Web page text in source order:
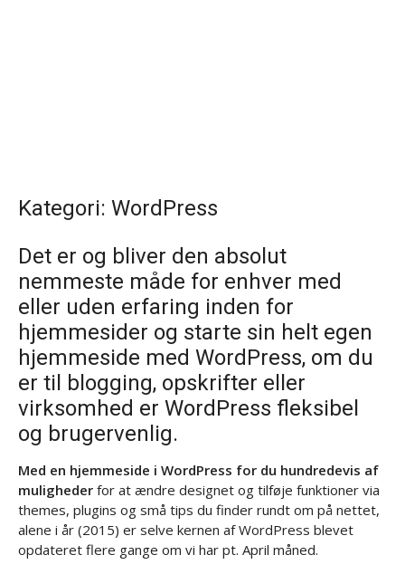
Kategori: WordPress
Det er og bliver den absolut
nemmeste måde for enhver med
eller uden erfaring inden for
hjemmesider og starte sin helt egen
hjemmeside med WordPress, om du
er til blogging, opskrifter eller
virksomhed er WordPress fleksibel
og brugervenlig.
Med en hjemmeside i WordPress for du hundredevis af
muligheder for at ændre designet og tilføje funktioner via
themes, plugins og små tips du finder rundt om på nettet,
alene i år (2015) er selve kernen af WordPress blevet
opdateret flere gange om vi har pt. April måned.